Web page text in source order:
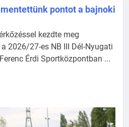
pontot a bajnoki
kezdte meg
2026/27-es NB III Dél-Nyugati
Érdi Sportközpontban ...